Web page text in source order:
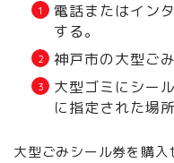
電話またはイン
する。
神戸市の大型ご
大型ゴミにシー
に指定された場
大型ごみシール券を購